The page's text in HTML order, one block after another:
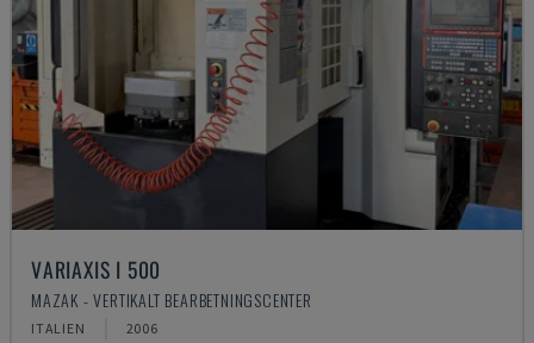
VARIAXIS I 500
MAZAK - VERTIKALT BEARBETNINGSCENTER
ITALIEN 2006